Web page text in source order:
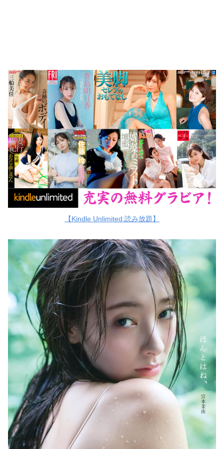
【Kindle Unlimited:読み放題】